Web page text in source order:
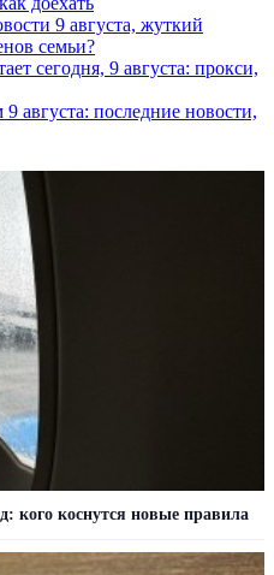
9 августа, жуткий
семьи?
сегодня, 9 августа: прокси,
августа: последние новости,
кого коснутся новые правила